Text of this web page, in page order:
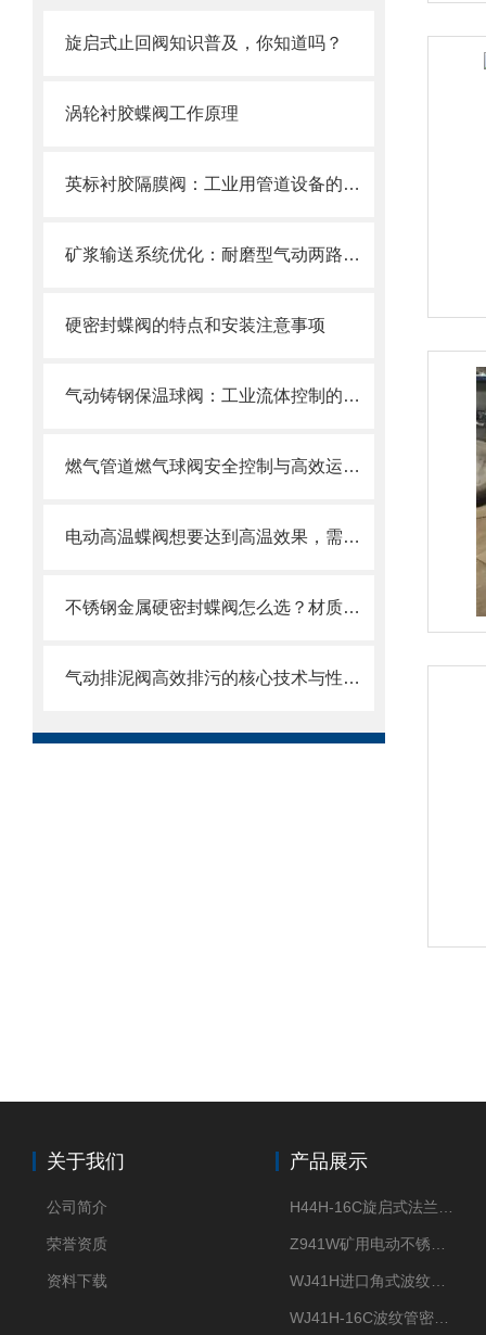
旋启式止回阀知识普及，你知道吗？
涡轮衬胶蝶阀工作原理
英标衬胶隔膜阀：工业用管道设备的优选之选
矿浆输送系统优化：耐磨型气动两路分料阀的应用实践
硬密封蝶阀的特点和安装注意事项
气动铸钢保温球阀：工业流体控制的新星
燃气管道燃气球阀安全控制与高效运行的“核心开关”
电动高温蝶阀想要达到高温效果，需要满足以下几个要求
不锈钢金属硬密封蝶阀怎么选？材质、压力、温度一文搞定选购指南
气动排泥阀高效排污的核心技术与性能解析
关于我们
公司简介
荣誉资质
资料下载
产品展示